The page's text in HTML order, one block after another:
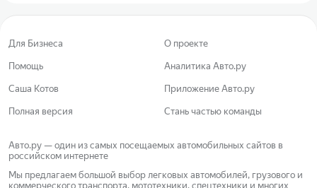
Для Бизнеса О проекте
Помощь Аналитика Авто.ру
Саша Котов Приложение Авто.ру
Полная версия Стань частью команды
Авто.ру — один из самых посещаемых автомобильных сайтов в
российском интернете
Мы предлагаем большой выбор легковых автомобилей, грузового и
коммерческого транспорта, мототехники, спецтехники и многих